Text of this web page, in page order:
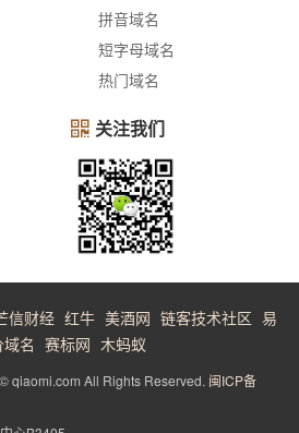
拼音域名
短字母域名
热门域名
关注我们
信财经 红牛 美酒网 链客技术社区 易
名 赛标网 木蚂蚁
qiaomi.com All Rights Reserved. 闽ICP备